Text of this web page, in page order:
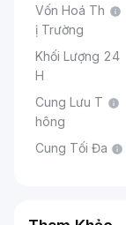
Vốn Hoá Th
ị Trường
Khối Lượng 24
H
Cung Lưu T
hông
Cung Tối Đa